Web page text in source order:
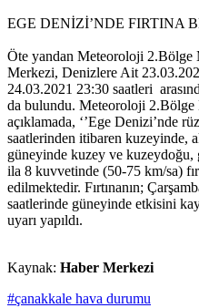
EGE DENİZİ’NDE FIRTINA
Öte yandan Meteoroloji 2.Bölge
Merkezi, Denizlere Ait
24.03.2021 23:30 saatleri
da bulundu. Meteoroloji 2.Bölge
açıklamada, ‘’Ege Denizi’nde
saatlerinden itibaren kuzeyinde,
güneyinde kuzey ve kuzeydoğu,
ila 8 kuvvetinde (50-75 km/sa)
edilmektedir. Fırtınanın;
saatlerinde güneyinde etkisini
uyarı yapıldı.
Kaynak: Haber Merkezi
#çanakkale hava durumu